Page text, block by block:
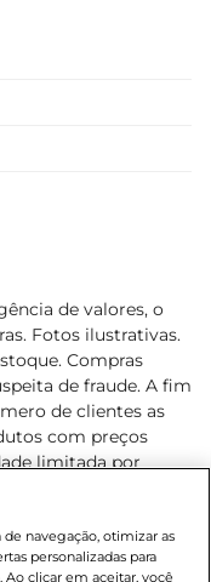
de valores, o
Fotos ilustrativas.
Compras
de fraude. A fim
de clientes as
com preços
limitada por
hoje, podendo
Proibida a venda
18 anos, conforme
navegação, otimizar as
personalizadas para
Ao clicar em aceitar, você